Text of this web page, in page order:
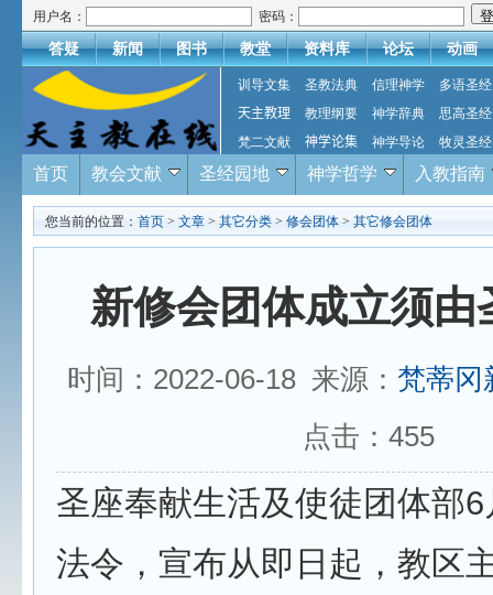
用户名： 密码：
答疑 新闻 图书 教堂 资料库 论坛 动画
训导文集 圣教法典 信理神学
多语圣经
天主教理
教理纲要 神学辞典
思高圣经
梵二文献
神学论集 神学导论 牧灵圣经
首页 教会文献 圣经园地 神学哲学 入教指南
您当前的位置： 首页 > 文章 > 其它分类 > 修会团体 > 其它修会团体
新修会团体成立须由
时间：2022-06-18 来源： 梵蒂冈
点击： 455
圣座奉献生活及使徒团体部
法令，宣布从即日起，教区